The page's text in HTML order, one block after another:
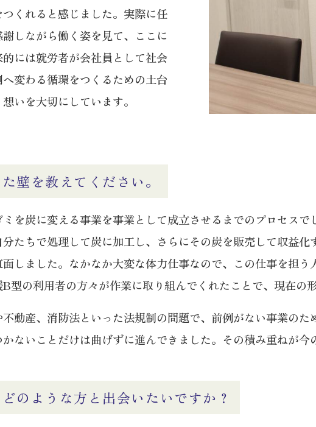
くれると感じました。実際に任
しながら働く姿を見て、ここに
には就労者が会社員として社会
変わる循環をつくるための土台
いを大切にしています。
壁を教えてください。
を炭に変える事業を事業として成立させるまでのプロセス
たちで処理して炭に加工し、さらにその炭を販売して収益
しました。なかなか大変な体力仕事なので、この仕事を担う
型の利用者の方々が作業に取り組んでくれたことで、現在の
動産、消防法といった法規制の問題で、前例がない事業の
ないことだけは曲げずに進んできました。その積み重ねが今
のような方と出会いたいですか？